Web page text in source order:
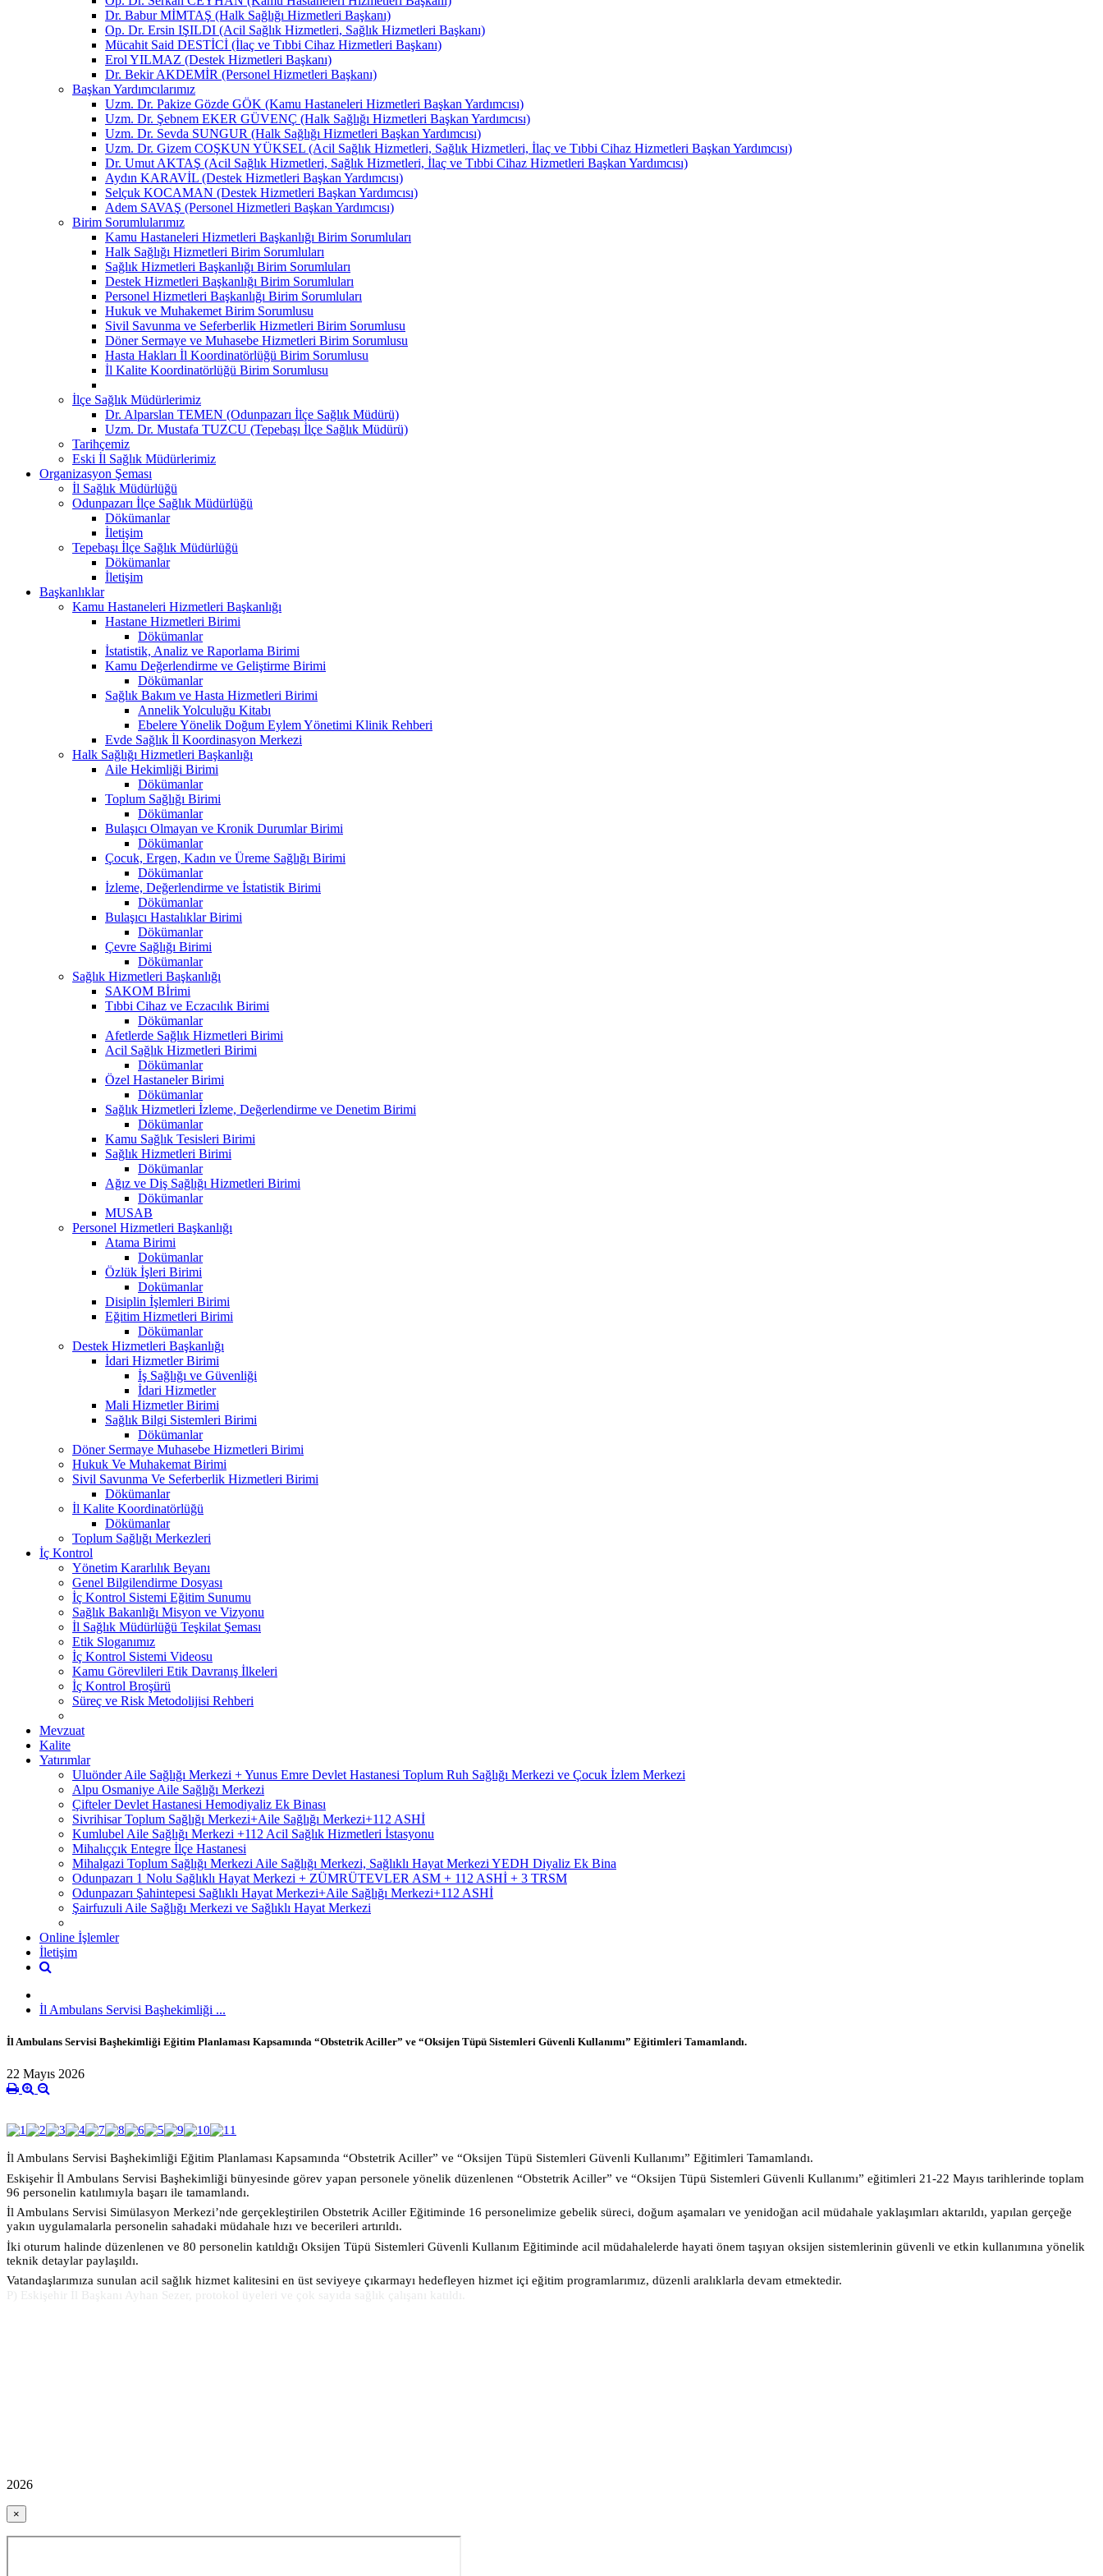
Dr. Babur MİMTAŞ (Halk Sağlığı Hizmetleri Başkanı)
Op. Dr. Ersin IŞILDI (Acil Sağlık Hizmetleri, Sağlık Hizmetleri Başkanı)
Mücahit Said DESTİCİ (İlaç ve Tıbbi Cihaz Hizmetleri Başkanı)
Erol YILMAZ (Destek Hizmetleri Başkanı)
Dr. Bekir AKDEMİR (Personel Hizmetleri Başkanı)
Başkan Yardımcılarımız
Uzm. Dr. Pakize Gözde GÖK (Kamu Hastaneleri Hizmetleri Başkan Yardımcısı)
Uzm. Dr. Şebnem EKER GÜVENÇ (Halk Sağlığı Hizmetleri Başkan Yardımcısı)
Uzm. Dr. Sevda SUNGUR (Halk Sağlığı Hizmetleri Başkan Yardımcısı)
Uzm. Dr. Gizem COŞKUN YÜKSEL (Acil Sağlık Hizmetleri, Sağlık Hizmetleri, İlaç ve Tıbbi Cihaz Hizmetleri Başkan Yardımcısı)
Dr. Umut AKTAŞ (Acil Sağlık Hizmetleri, Sağlık Hizmetleri, İlaç ve Tıbbi Cihaz Hizmetleri Başkan Yardımcısı)
Aydın KARAVİL (Destek Hizmetleri Başkan Yardımcısı)
Selçuk KOCAMAN (Destek Hizmetleri Başkan Yardımcısı)
Adem SAVAŞ (Personel Hizmetleri Başkan Yardımcısı)
Birim Sorumlularımız
Kamu Hastaneleri Hizmetleri Başkanlığı Birim Sorumluları
Halk Sağlığı Hizmetleri Birim Sorumluları
Sağlık Hizmetleri Başkanlığı Birim Sorumluları
Destek Hizmetleri Başkanlığı Birim Sorumluları
Personel Hizmetleri Başkanlığı Birim Sorumluları
Hukuk ve Muhakemet Birim Sorumlusu
Sivil Savunma ve Seferberlik Hizmetleri Birim Sorumlusu
Döner Sermaye ve Muhasebe Hizmetleri Birim Sorumlusu
Hasta Hakları İl Koordinatörlüğü Birim Sorumlusu
İl Kalite Koordinatörlüğü Birim Sorumlusu
İlçe Sağlık Müdürlerimiz
Dr. Alparslan TEMEN (Odunpazarı İlçe Sağlık Müdürü)
Uzm. Dr. Mustafa TUZCU (Tepebaşı İlçe Sağlık Müdürü)
Tarihçemiz
Eski İl Sağlık Müdürlerimiz
Organizasyon Şeması
İl Sağlık Müdürlüğü
Odunpazarı İlçe Sağlık Müdürlüğü
Dökümanlar
İletişim
Tepebaşı İlçe Sağlık Müdürlüğü
Dökümanlar
İletişim
Başkanlıklar
Kamu Hastaneleri Hizmetleri Başkanlığı
Hastane Hizmetleri Birimi
Dökümanlar
İstatistik, Analiz ve Raporlama Birimi
Kamu Değerlendirme ve Geliştirme Birimi
Dökümanlar
Sağlık Bakım ve Hasta Hizmetleri Birimi
Annelik Yolculuğu Kitabı
Ebelere Yönelik Doğum Eylem Yönetimi Klinik Rehberi
Evde Sağlık İl Koordinasyon Merkezi
Halk Sağlığı Hizmetleri Başkanlığı
Aile Hekimliği Birimi
Dökümanlar
Toplum Sağlığı Birimi
Dökümanlar
Bulaşıcı Olmayan ve Kronik Durumlar Birimi
Dökümanlar
Çocuk, Ergen, Kadın ve Üreme Sağlığı Birimi
Dökümanlar
İzleme, Değerlendirme ve İstatistik Birimi
Dökümanlar
Bulaşıcı Hastalıklar Birimi
Dökümanlar
Çevre Sağlığı Birimi
Dökümanlar
Sağlık Hizmetleri Başkanlığı
SAKOM Bİrimi
Tıbbi Cihaz ve Eczacılık Birimi
Dökümanlar
Afetlerde Sağlık Hizmetleri Birimi
Acil Sağlık Hizmetleri Birimi
Dökümanlar
Özel Hastaneler Birimi
Dökümanlar
Sağlık Hizmetleri İzleme, Değerlendirme ve Denetim Birimi
Dökümanlar
Kamu Sağlık Tesisleri Birimi
Sağlık Hizmetleri Birimi
Dökümanlar
Ağız ve Diş Sağlığı Hizmetleri Birimi
Dökümanlar
MUSAB
Personel Hizmetleri Başkanlığı
Atama Birimi
Dokümanlar
Özlük İşleri Birimi
Dokümanlar
Disiplin İşlemleri Birimi
Eğitim Hizmetleri Birimi
Dökümanlar
Destek Hizmetleri Başkanlığı
İdari Hizmetler Birimi
İş Sağlığı ve Güvenliği
İdari Hizmetler
Mali Hizmetler Birimi
Sağlık Bilgi Sistemleri Birimi
Dökümanlar
Döner Sermaye Muhasebe Hizmetleri Birimi
Hukuk Ve Muhakemat Birimi
Sivil Savunma Ve Seferberlik Hizmetleri Birimi
Dökümanlar
İl Kalite Koordinatörlüğü
Dökümanlar
Toplum Sağlığı Merkezleri
İç Kontrol
Yönetim Kararlılık Beyanı
Genel Bilgilendirme Dosyası
İç Kontrol Sistemi Eğitim Sunumu
Sağlık Bakanlığı Misyon ve Vizyonu
İl Sağlık Müdürlüğü Teşkilat Şeması
Etik Sloganımız
İç Kontrol Sistemi Videosu
Kamu Görevlileri Etik Davranış İlkeleri
İç Kontrol Broşürü
Süreç ve Risk Metodolijisi Rehberi
Mevzuat
Kalite
Yatırımlar
Uluönder Aile Sağlığı Merkezi + Yunus Emre Devlet Hastanesi Toplum Ruh Sağlığı Merkezi ve Çocuk İzlem Merkezi
Alpu Osmaniye Aile Sağlığı Merkezi
Çifteler Devlet Hastanesi Hemodiyaliz Ek Binası
Sivrihisar Toplum Sağlığı Merkezi+Aile Sağlığı Merkezi+112 ASHİ
Kumlubel Aile Sağlığı Merkezi +112 Acil Sağlık Hizmetleri İstasyonu
Mihalıççık Entegre İlçe Hastanesi
Mihalgazi Toplum Sağlığı Merkezi Aile Sağlığı Merkezi, Sağlıklı Hayat Merkezi YEDH Diyaliz Ek Bina
Odunpazarı 1 Nolu Sağlıklı Hayat Merkezi + ZÜMRÜTEVLER ASM + 112 ASHİ + 3 TRSM
Odunpazarı Şahintepesi Sağlıklı Hayat Merkezi+Aile Sağlığı Merkezi+112 ASHİ
Şairfuzuli Aile Sağlığı Merkezi ve Sağlıklı Hayat Merkezi
Online İşlemler
İletişim
İl Ambulans Servisi Başhekimliği ...
İl Ambulans Servisi Başhekimliği Eğitim Planlaması Kapsamında “Obstetrik Aciller” ve “Oksijen Tüpü Sistemleri Güvenli Kullanımı” Eğitimleri Tamamlandı.
22 Mayıs 2026
İl Ambulans Servisi Başhekimliği Eğitim Planlaması Kapsamında “Obstetrik Aciller” ve “Oksijen Tüpü Sistemleri Güvenli Kullanımı” Eğitimleri Tamamlandı.
Eskişehir İl Ambulans Servisi Başhekimliği bünyesinde görev yapan personele yönelik düzenlenen “Obstetrik Aciller” ve “Oksijen Tüpü Sistemleri Güvenli Kullanımı” eğitimleri 21-22 Mayıs tarihlerinde toplam
96 personelin katılımıyla başarı ile tamamlandı.
İl Ambulans Servisi Simülasyon Merkezi’nde gerçekleştirilen Obstetrik Aciller Eğitiminde 16 personelimize gebelik süreci, doğum aşamaları ve yenidoğan acil müdahale yaklaşımları aktarıldı, yapılan gerçeğe
yakın uygulamalarla personelin sahadaki müdahale hızı ve becerileri artırıldı.
İki oturum halinde düzenlenen ve 80 personelin katıldığı Oksijen Tüpü Sistemleri Güvenli Kullanım Eğitiminde acil müdahalelerde hayati önem taşıyan oksijen sistemlerinin güvenli ve etkin kullanımına yönelik
teknik detaylar paylaşıldı.
Vatandaşlarımıza sunulan acil sağlık hizmet kalitesini en üst seviyeye çıkarmayı hedefleyen hizmet içi eğitim programlarımız, düzenli aralıklarla devam etmektedir.
P) Eskişehir İl Başkanı Ayhan Sezer, protokol üyeleri ve çok sayıda sağlık çalışanı katıldı.
2026
×